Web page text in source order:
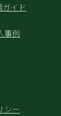
ガイド
事例
シー